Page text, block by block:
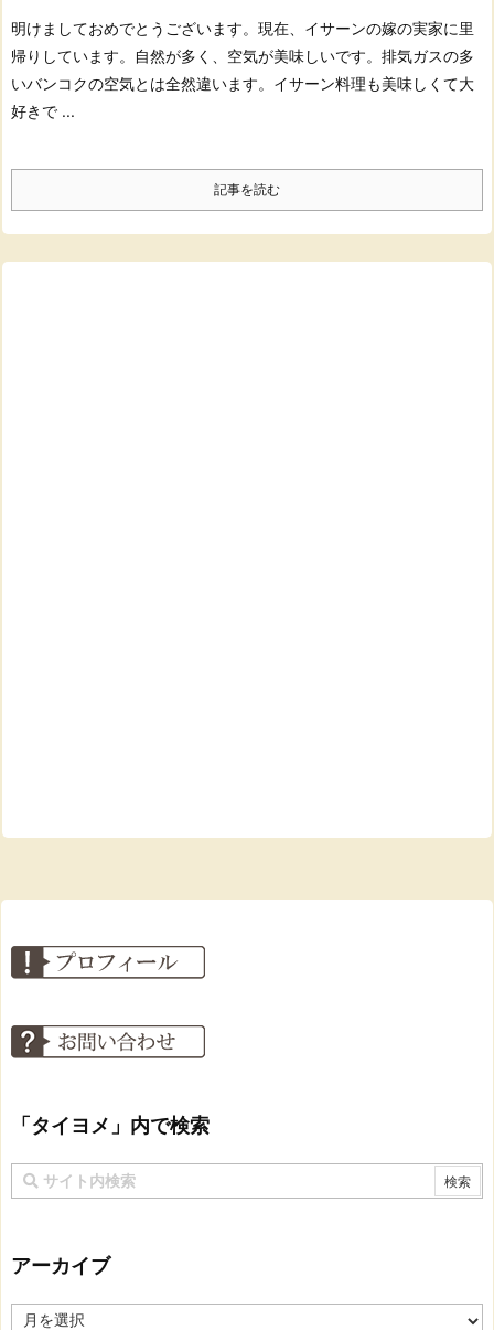
明けましておめでとうございます。 現在、イサーンの嫁の実家に里
帰りしています。
自然が多く、空気が美味しいです。 排気ガスの多
いバンコクの空気とは全然違います。 イサーン料理も美味しくて大
好きで ...
記事を読む
「タイヨメ」内で検索
アーカイブ